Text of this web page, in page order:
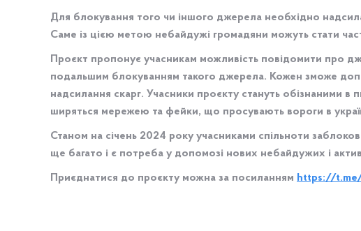
Для блокування того чи іншого джерела необхідно
Саме із цією метою небайдужі громадяни можуть стати
Проєкт пропонує учасникам можливість повідомити про
подальшим блокуванням такого джерела. Кожен зможе
надсилання скарг. Учасники проєкту стануть обізнаними в
ширяться мережею та фейки, що просувають вороги в
Станом на січень 2024 року учасниками спільноти
ще багато і є потреба у допомозі нових небайдужих і
Приєднатися до проєкту можна за посиланням https://